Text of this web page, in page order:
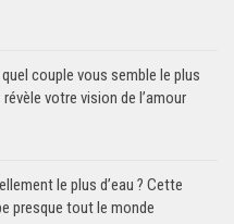
couple vous semble le plus
votre vision de l’amour
le plus d’eau ? Cette
presque tout le monde